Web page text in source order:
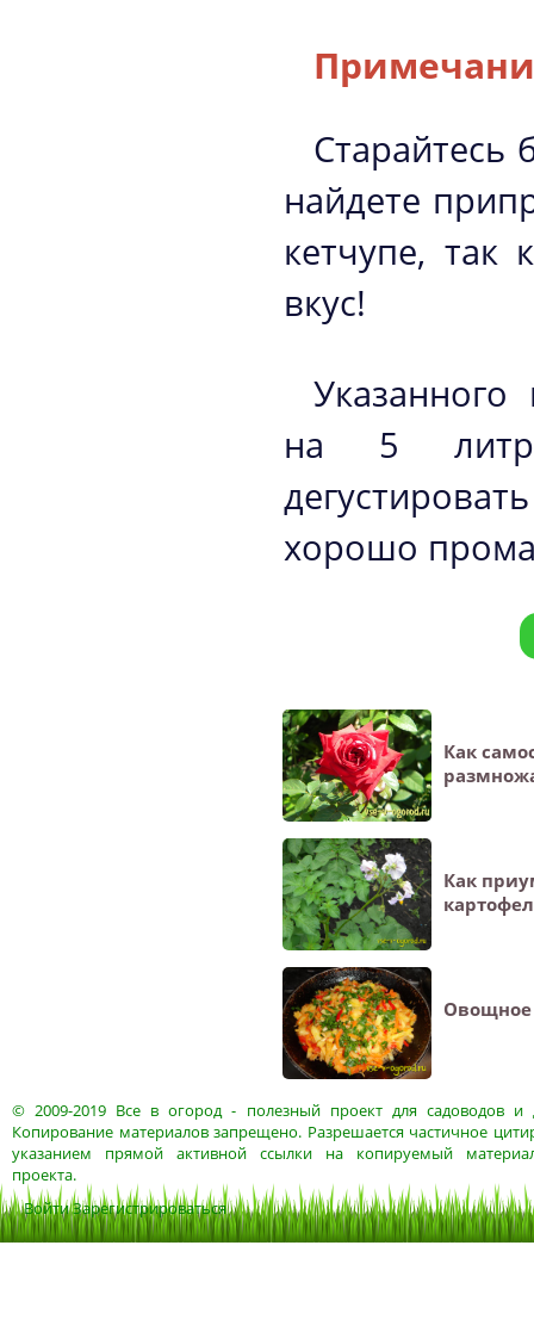
Старайтесь
найдете
кетчупе,
вкус!
на 5
хорошо
Как
Как
Овощное
© 2009-2019 Все в огород- полезный проект для садоводов и
Копирование материалов запрещено. Разрешается частичное
указанием прямой активной ссылки на копируемый
проекта.
ВойтиЗарегистрироваться